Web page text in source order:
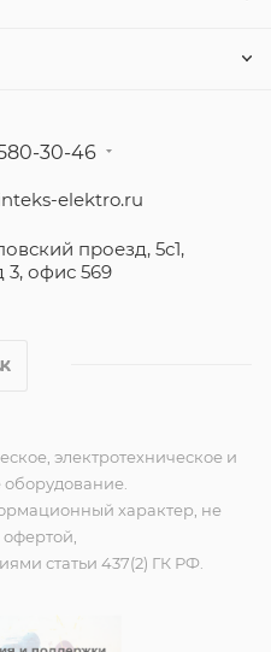
30-46
elektro.ru
проезд, 5с1,
3, офис 569
электротехническое и
характер, не
офертой,
статьи 437(2) ГК РФ.